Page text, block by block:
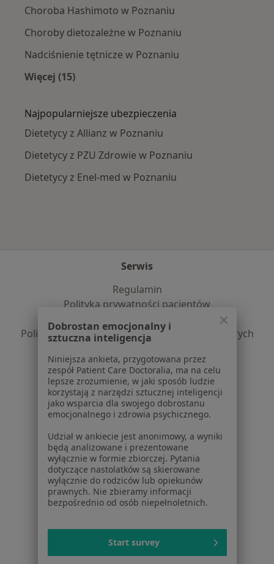
Choroba Hashimoto w Poznaniu
Choroby dietozależne w Poznaniu
Nadciśnienie tętnicze w Poznaniu
Więcej (15)
Najpopularniejsze ubezpieczenia
Dietetycy z Allianz w Poznaniu
Dietetycy z PZU Zdrowie w Poznaniu
Dietetycy z Enel-med w Poznaniu
Serwis
Regulamin
Polityka prywatności pacjentów
Polityka prywatności profesjonalistów
Polityka prywatności dla profesjonalistów, których
dane pozyskaliśmy samodzielnie
Polityka cookies
Jak działają wyniki wyszukiwania
Dostępność
O nas
Praca
Rekrutujemy!
Partnerzy
Centrum prasowe
Kontakt
Dla pacjentów
Lekarze
Placówki medyczne
Pytania i odpowiedzi
Usługi i zabiegi
Dobrostan emocjonalny i
sztuczna inteligencja
Niniejsza ankieta, przygotowana przez
zespół Patient Care Doctoralia, ma na celu
lepsze zrozumienie, w jaki sposób ludzie
korzystają z narzędzi sztucznej inteligencji
jako wsparcia dla swojego dobrostanu
emocjonalnego i zdrowia psychicznego.
Udział w ankiecie jest anonimowy, a wyniki
będą analizowane i prezentowane
wyłącznie w formie zbiorczej. Pytania
dotyczące nastolatków są skierowane
wyłącznie do rodziców lub opiekunów
prawnych. Nie zbieramy informacji
bezpośrednio od osób niepełnoletnich.
Start survey